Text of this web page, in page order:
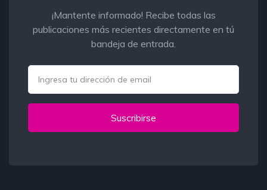
¡Mantente informado! Recibe todas las
publicaciones más recientes directamente en tú
bandeja de entrada.
Suscribirse